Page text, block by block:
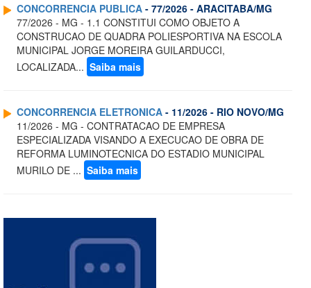
CONCORRENCIA PUBLICA - 77/2026 - ARACITABA/MG
77/2026 - MG - 1.1 CONSTITUI COMO OBJETO A
CONSTRUCAO DE QUADRA POLIESPORTIVA NA ESCOLA
MUNICIPAL JORGE MOREIRA GUILARDUCCI,
LOCALIZADA... Saiba mais
CONCORRENCIA ELETRONICA - 11/2026 - RIO NOVO/MG
11/2026 - MG - CONTRATACAO DE EMPRESA
ESPECIALIZADA VISANDO A EXECUCAO DE OBRA DE
REFORMA LUMINOTECNICA DO ESTADIO MUNICIPAL
MURILO DE ... Saiba mais